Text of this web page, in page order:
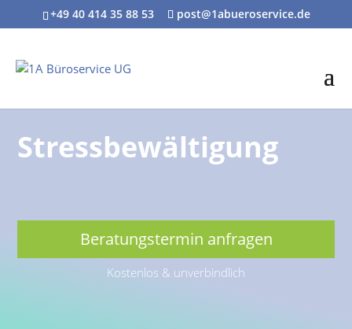
+49 40 414 35 88 53 post@1abueroservice.de
Stressbewältigung
Beratungstermin anfragen
Kostenlos & unverbindlich